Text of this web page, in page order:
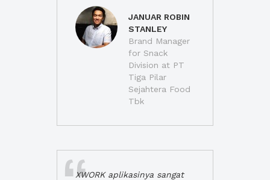
JANUAR ROBIN
STANLEY
Brand Manager
for Snack
Division at PT
Tiga Pilar
Sejahtera Food
Tbk
XWORK aplikasinya sangat